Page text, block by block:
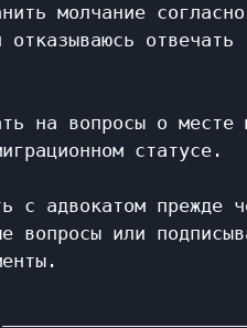
молчание
отказываюсь
на вопросы о
с адвокатом
вопросы или